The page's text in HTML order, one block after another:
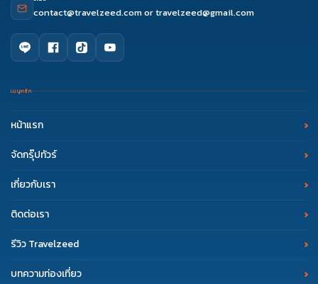
contact@travelzeed.comortravelzeed@gmail.com
เมนูหลัก
หน้าแรก
จัดกรุ๊ปทัวร์
เกี่ยวกับเรา
ติดต่อเรา
รีวิว Travelzeed
บทความท่องเที่ยว